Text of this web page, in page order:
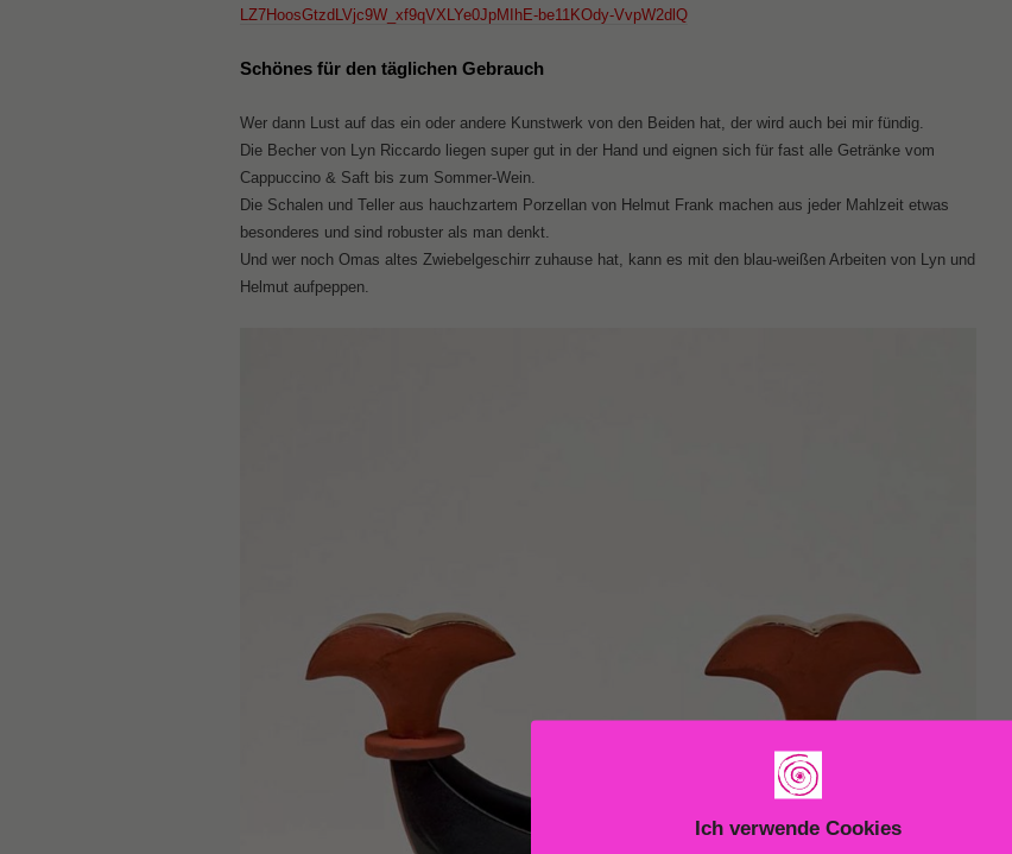
LZ7HoosGtzdLVjc9W_xf9qVXLYe0JpMIhE-be11KOdy-VvpW2dlQ
Schönes für den täglichen Gebrauch
Wer dann Lust auf das ein oder andere Kunstwerk von den Beiden hat, der wird auch bei mir fündig.
Die Becher von Lyn Riccardo liegen super gut in der Hand und eignen sich für fast alle Getränke vom
Cappuccino & Saft bis zum Sommer-Wein.
Die Schalen und Teller aus hauchzartem Porzellan von Helmut Frank machen aus jeder Mahlzeit etwas
besonderes und sind robuster als man denkt.
Und wer noch Omas altes Zwiebelgeschirr zuhause hat, kann es mit den blau-weißen Arbeiten von Lyn und
Helmut aufpeppen.
Ich verwende Cookies